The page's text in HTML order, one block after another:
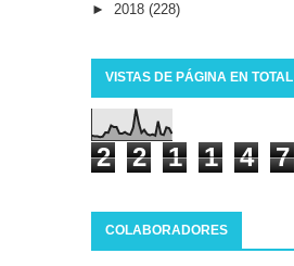
► 2018 (228)
VISTAS DE PÁGINA EN TOTAL
2 2 1 1 4 7
COLABORADORES